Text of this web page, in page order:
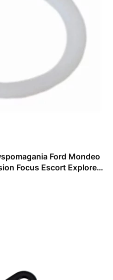
Ford Mondeo
Focus Escort Explorer
/ 1555829 / W714504-